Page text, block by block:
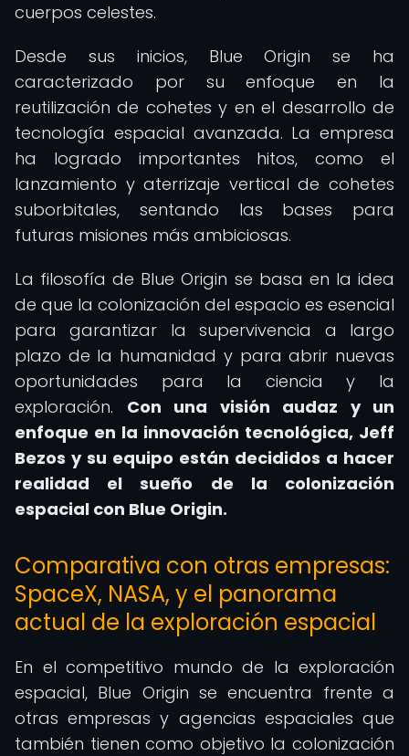
cuerpos celestes.
Desde sus inicios, Blue Origin se ha
caracterizado por su enfoque en la
reutilización de cohetes y en el desarrollo de
tecnología espacial avanzada. La empresa
ha logrado importantes hitos, como el
lanzamiento y aterrizaje vertical de cohetes
suborbitales, sentando las bases para
futuras misiones más ambiciosas.
La filosofía de Blue Origin se basa en la idea
de que la colonización del espacio es esencial
para garantizar la supervivencia a largo
plazo de la humanidad y para abrir nuevas
oportunidades para la ciencia y la
exploración. Con una visión audaz y un
enfoque en la innovación tecnológica, Jeff
Bezos y su equipo están decididos a hacer
realidad el sueño de la colonización
espacial con Blue Origin.
Comparativa con otras empresas:
SpaceX, NASA, y el panorama
actual de la exploración espacial
En el competitivo mundo de la exploración
espacial, Blue Origin se encuentra frente a
otras empresas y agencias espaciales que
también tienen como objetivo la colonización